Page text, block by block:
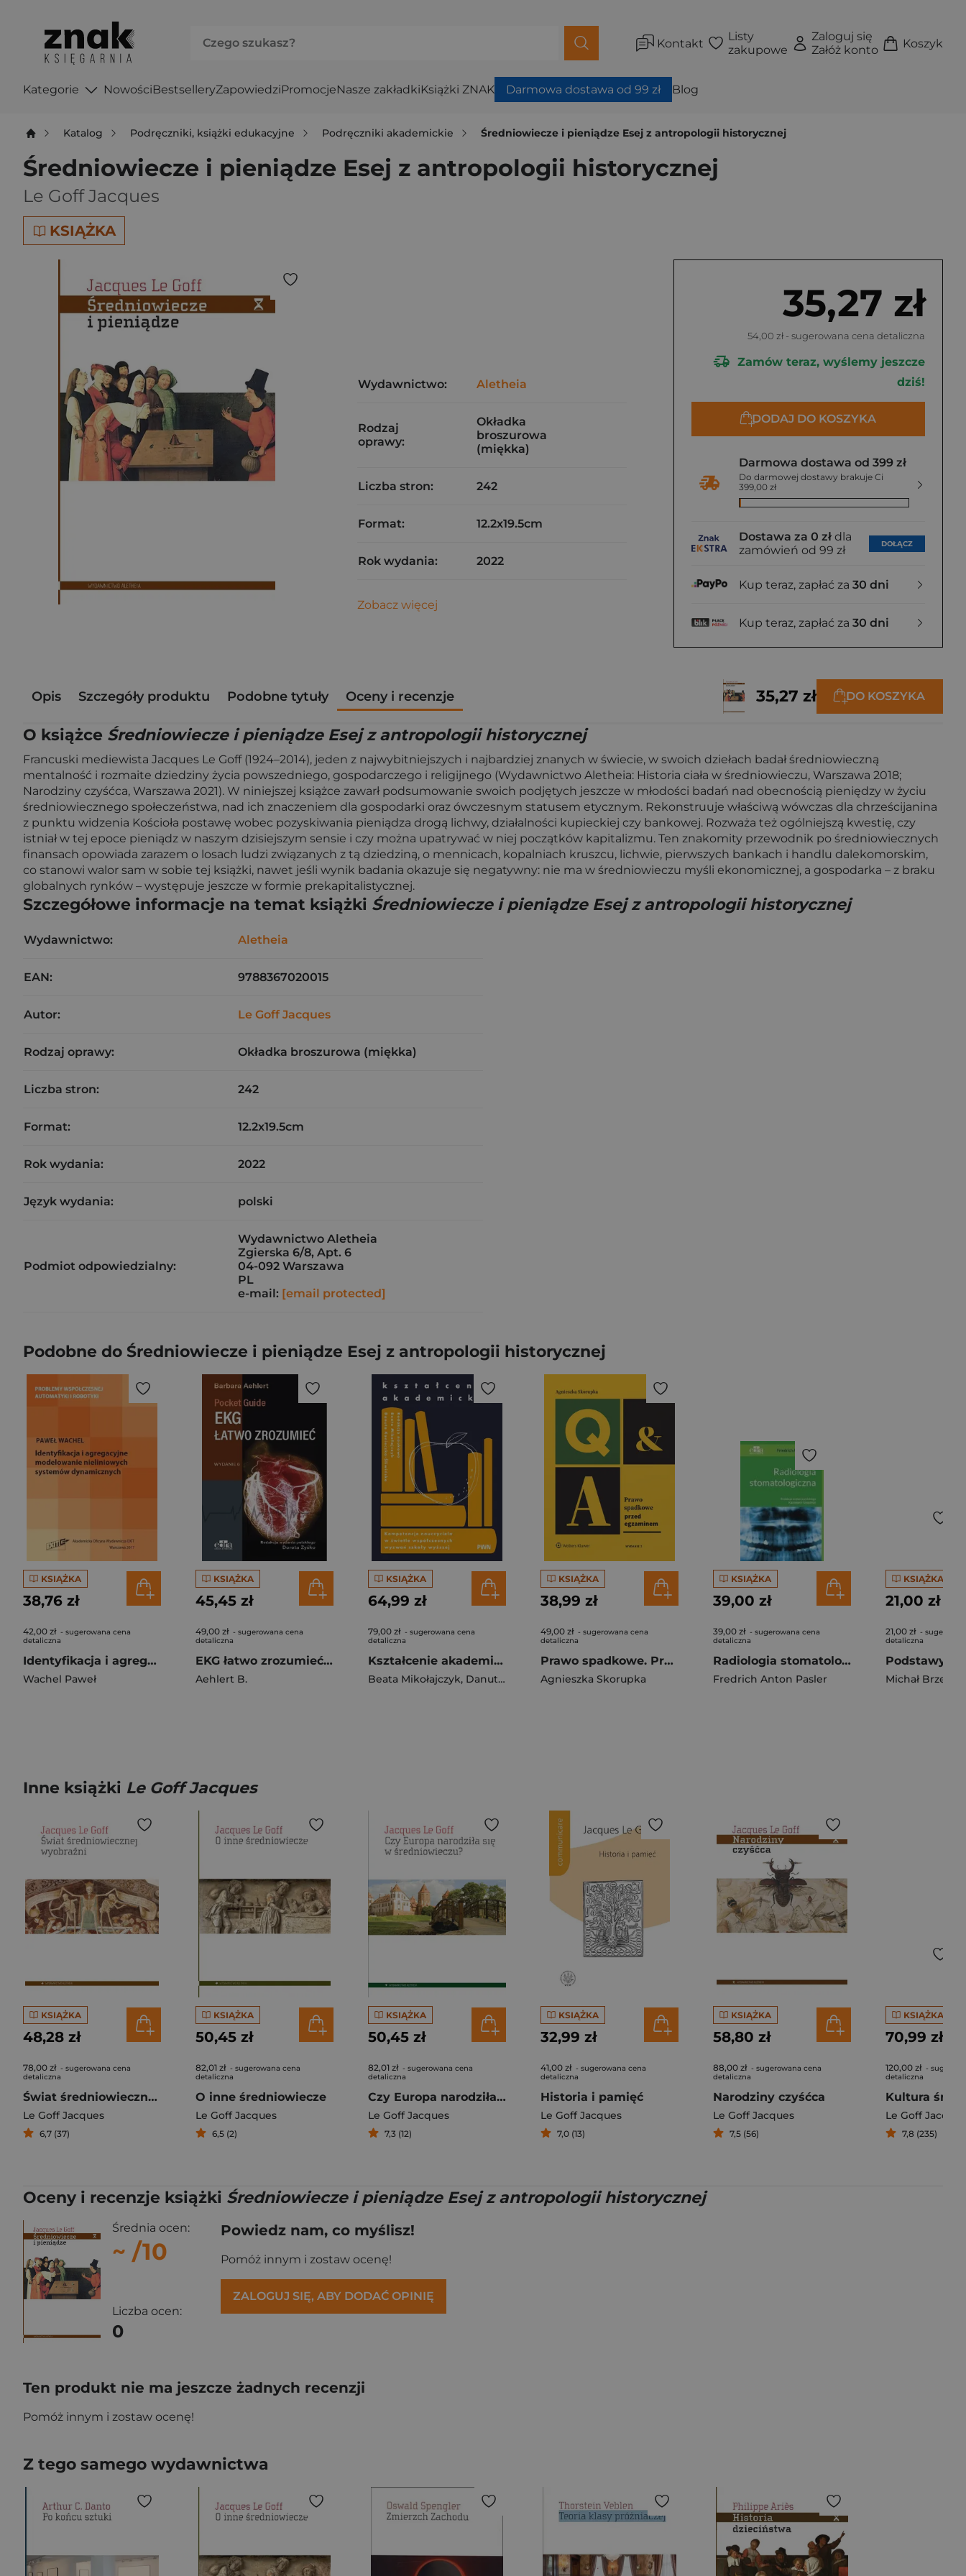
Kontakt
Listy
zakupowe
Zaloguj się
Załóż konto
Koszyk
Kategorie NowościBestselleryZapowiedziPromocjeNasze zakładkiKsiążki ZNAK Darmowa dostawa od 99 zł Blog
Katalog Podręczniki, książki edukacyjne Podręczniki akademickie Średniowiecze i pieniądze Esej z antropologii historycznej
Średniowiecze i pieniądze Esej z antropologii historycznej
Le Goff Jacques
KSIĄŻKA
35,27 zł
54,00 zł - sugerowana cena detaliczna
Zamów teraz, wyślemy jeszcze
dziś!
DODAJ DO KOSZYKA
Darmowa dostawa od 399 zł
Do darmowej dostawy brakuje Ci
399,00 zł
Dostawa za 0 zł dla
zamówień od 99 zł
DOŁĄCZ
Kup teraz, zapłać za 30 dni
Kup teraz, zapłać za 30 dni
Wydawnictwo: Aletheia
Rodzaj
oprawy:
Okładka
broszurowa
(miękka)
Liczba stron: 242
Format: 12.2x19.5cm
Rok wydania: 2022
Zobacz więcej
Opis Szczegóły produktu Podobne tytuły Oceny i recenzje 35,27 zł DO KOSZYKA
O książce Średniowiecze i pieniądze Esej z antropologii historycznej
Francuski mediewista Jacques Le Goff (1924–2014), jeden z najwybitniejszych i najbardziej znanych w świecie, w swoich dziełach badał średniowieczną
mentalność i rozmaite dziedziny życia powszedniego, gospodarczego i religijnego (Wydawnictwo Aletheia: Historia ciała w średniowieczu, Warszawa 2018;
Narodziny czyśćca, Warszawa 2021). W niniejszej książce zawarł podsumowanie swoich podjętych jeszcze w młodości badań nad obecnością pieniędzy w życiu
średniowiecznego społeczeństwa, nad ich znaczeniem dla gospodarki oraz ówczesnym statusem etycznym. Rekonstruuje właściwą wówczas dla chrześcijanina
z punktu widzenia Kościoła postawę wobec pozyskiwania pieniądza drogą lichwy, działalności kupieckiej czy bankowej. Rozważa też ogólniejszą kwestię, czy
istniał w tej epoce pieniądz w naszym dzisiejszym sensie i czy można upatrywać w niej początków kapitalizmu. Ten znakomity przewodnik po średniowiecznych
finansach opowiada zarazem o losach ludzi związanych z tą dziedziną, o mennicach, kopalniach kruszcu, lichwie, pierwszych bankach i handlu dalekomorskim,
co stanowi walor sam w sobie tej książki, nawet jeśli wynik badania okazuje się negatywny: nie ma w średniowieczu myśli ekonomicznej, a gospodarka – z braku
globalnych rynków – występuje jeszcze w formie prekapitalistycznej.
Szczegółowe informacje na temat książki Średniowiecze i pieniądze Esej z antropologii historycznej
Wydawnictwo: Aletheia
EAN: 9788367020015
Autor: Le Goff Jacques
Rodzaj oprawy: Okładka broszurowa (miękka)
Liczba stron: 242
Format: 12.2x19.5cm
Rok wydania: 2022
Język wydania: polski
Podmiot odpowiedzialny:
Wydawnictwo Aletheia
Zgierska 6/8, Apt. 6
04-092 Warszawa
PL
e-mail: [email protected]
Podobne do Średniowiecze i pieniądze Esej z antropologii historycznej
KSIĄŻKA
38,76 zł
42,00 zł - sugerowana cena
detaliczna
Identyfikacja i agregacyjne modelowanie...
Wachel Paweł
KSIĄŻKA
45,45 zł
49,00 zł - sugerowana cena
detaliczna
EKG łatwo zrozumieć. Pocket Reference
Aehlert B.
KSIĄŻKA
64,99 zł
79,00 zł - sugerowana cena
detaliczna
Kształcenie akademickie Kompetencje nauczyciela w świetle współczesnych wyzwań szkoły wyższej
Beata Mikołajczyk, Danuta Konieczka-Śliwińska
KSIĄŻKA
38,99 zł
49,00 zł - sugerowana cena
detaliczna
Prawo spadkowe. Przed egzaminem
Agnieszka Skorupka
KSIĄŻKA
39,00 zł
39,00 zł - sugerowana cena
detaliczna
Radiologia stomatologiczna
Fredrich Anton Pasler
KSIĄŻKA
21,00 zł
21,00 zł -
detaliczna
Michał
Inne książki Le Goff Jacques
KSIĄŻKA
48,28 zł
78,00 zł - sugerowana cena
detaliczna
Świat średniowiecznej wyobraźni
Le Goff Jacques
6,7 (37)
KSIĄŻKA
50,45 zł
82,01 zł - sugerowana cena
detaliczna
O inne średniowiecze
Le Goff Jacques
6,5 (2)
KSIĄŻKA
50,45 zł
82,01 zł - sugerowana cena
detaliczna
Czy Europa narodziła się w średniowieczu?
Le Goff Jacques
7,3 (12)
KSIĄŻKA
32,99 zł
41,00 zł - sugerowana cena
detaliczna
Historia i pamięć
Le Goff Jacques
7,0 (13)
KSIĄŻKA
58,80 zł
88,00 zł - sugerowana cena
detaliczna
Narodziny czyśćca
Le Goff Jacques
7,5 (56)
KSIĄŻKA
70,99 zł
120,00 zł -
detaliczna
Le Goff Jacques
7,8 (235)
Oceny i recenzje książki Średniowiecze i pieniądze Esej z antropologii historycznej
Średnia ocen:
~ /10
Liczba ocen:
0
Powiedz nam, co myślisz!
Pomóż innym i zostaw ocenę!
ZALOGUJ SIĘ, ABY DODAĆ OPINIĘ
Ten produkt nie ma jeszcze żadnych recenzji
Pomóż innym i zostaw ocenę!
Z tego samego wydawnictwa